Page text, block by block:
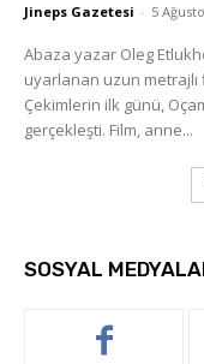
Jineps Gazetesi - 5
Abaza yazar Oleg
uyarlanan uzun metrajlı
Çekimlerin ilk günü,
gerçekleşti. Film, anne...
SOSYAL